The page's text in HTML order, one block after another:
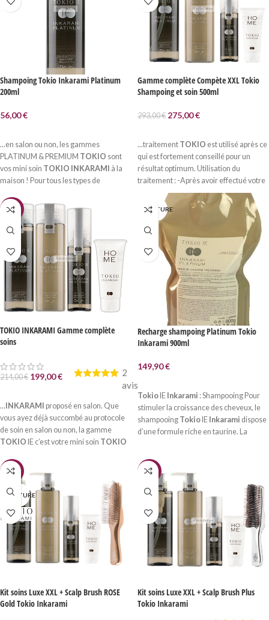
Shampoing Tokio Inkarami Platinum
200ml
56,00€
...en salon ou non, les gammes
PLATINUM & PREMIUM TOKIO sont
vos mini soin TOKIO INKARAMI à la
maison ! Pour tous les types de
Gamme complète Compète XXL Tokio
Shampoing et soin 500ml
293,00€ 275,00€
...traitement TOKIO est utilisé après ce
qui est fortement conseillé pour un
résultat optimum. Utilisation du
traitement : -Après avoir effectué votre
shampoingTOKIO INKARAMI, NE
PAS RINCER LE...
-7%
TOKIO INKARAMI Gamme complète
soins
214,00€ 199,00€
2
avis
... INKARAMI proposé en salon. Que
vous ayez déjà succombé au protocole
de soin en salon ou non, la gamme
TOKIO IE c’est votre mini soin TOKIO
EN RUPTURE
Recharge shampoing Platinum Tokio
Inkarami 900ml
149,90€
TokioIE Inkarami : Shampooing Pour
stimuler la croissance des cheveux, le
shampooing TokioIE Inkarami dispose
d’une formule riche en taurine. La
-9%
RUPTURE
Kit soins Luxe XXL + Scalp Brush ROSE
Gold Tokio Inkarami
-9%
Kit soins Luxe XXL + Scalp Brush Plus
Tokio Inkarami